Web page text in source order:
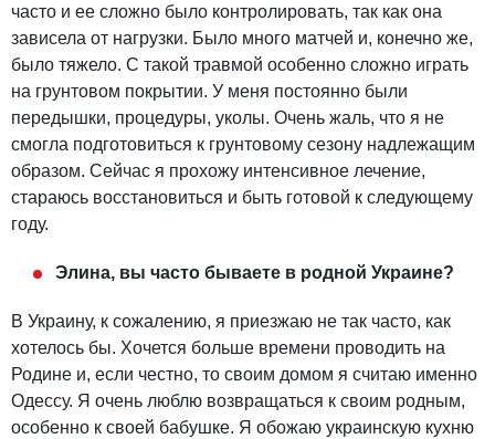
часто и ее сложно было контролировать, так как она
зависела от нагрузки. Было много матчей и, конечно же,
было тяжело. С такой травмой особенно сложно играть
на грунтовом покрытии. У меня постоянно были
передышки, процедуры, уколы. Очень жаль, что я не
смогла подготовиться к грунтовому сезону надлежащим
образом. Сейчас я прохожу интенсивное лечение,
стараюсь восстановиться и быть готовой к следующему
году.
Элина, вы часто бываете в родной Украине?
В Украину, к сожалению, я приезжаю не так часто, как
хотелось бы. Хочется больше времени проводить на
Родине и, если честно, то своим домом я считаю именно
Одессу. Я очень люблю возвращаться к своим родным,
особенно к своей бабушке. Я обожаю украинскую кухню